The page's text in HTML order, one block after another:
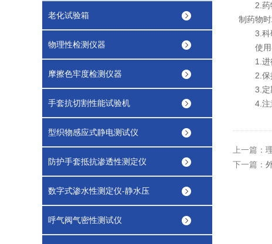
老化试验箱
物理性检测仪器
摩擦色牢度检测仪器
手套抗切割性能试验机
型织物感应式静电测试仪
防护手套抵抗渗透性测定仪
数字式渗水性测定仪-静水压
呼气阀气密性测试仪
2.药物
制药物
3.科研
使用导
1.进行
2.保持
3.定期
4.注意
上一篇：
下一篇：